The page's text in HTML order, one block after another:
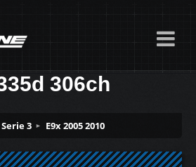
306ch
Serie 3 E9x 2005 2010